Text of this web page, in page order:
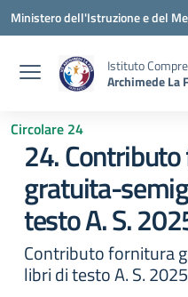
Vai ai contenuti
Vai al menu di navigazione
Vai al footer
Ministero dell'Istruzione e del
Istituto
Archimede La
Circolare 24
24.
gratuita-
testo A. S.
Contributo fornitura
libri di testo A. S.